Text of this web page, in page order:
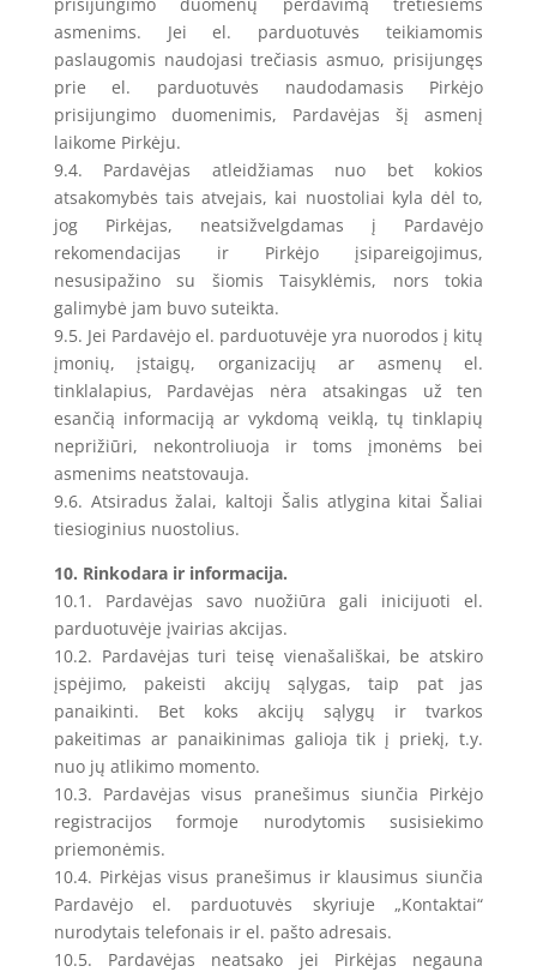
asmenims. Jei el. parduotuvės teikiamomis
paslaugomis naudojasi trečiasis asmuo, prisijungęs
prie el. parduotuvės naudodamasis Pirkėjo
prisijungimo duomenimis, Pardavėjas šį asmenį
laikome Pirkėju.
9.4. Pardavėjas atleidžiamas nuo bet kokios
atsakomybės tais atvejais, kai nuostoliai kyla dėl to,
jog Pirkėjas, neatsižvelgdamas į Pardavėjo
rekomendacijas ir Pirkėjo įsipareigojimus,
nesusipažino su šiomis Taisyklėmis, nors tokia
galimybė jam buvo suteikta.
9.5. Jei Pardavėjo el. parduotuvėje yra nuorodos į kitų
įmonių, įstaigų, organizacijų ar asmenų el.
tinklalapius, Pardavėjas nėra atsakingas už ten
esančią informaciją ar vykdomą veiklą, tų tinklapių
neprižiūri, nekontroliuoja ir toms įmonėms bei
asmenims neatstovauja.
9.6. Atsiradus žalai, kaltoji Šalis atlygina kitai Šaliai
tiesioginius nuostolius.
10. Rinkodara ir informacija.
10.1. Pardavėjas savo nuožiūra gali inicijuoti el.
parduotuvėje įvairias akcijas.
10.2. Pardavėjas turi teisę vienašališkai, be atskiro
įspėjimo, pakeisti akcijų sąlygas, taip pat jas
panaikinti. Bet koks akcijų sąlygų ir tvarkos
pakeitimas ar panaikinimas galioja tik į priekį, t.y.
nuo jų atlikimo momento.
10.3. Pardavėjas visus pranešimus siunčia Pirkėjo
registracijos formoje nurodytomis susisiekimo
priemonėmis.
10.4. Pirkėjas visus pranešimus ir klausimus siunčia
Pardavėjo el. parduotuvės skyriuje „Kontaktai“
nurodytais telefonais ir el. pašto adresais.
10.5. Pardavėjas neatsako jei Pirkėjas negauna